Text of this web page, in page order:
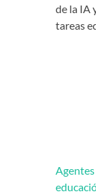
de la IA
tareas